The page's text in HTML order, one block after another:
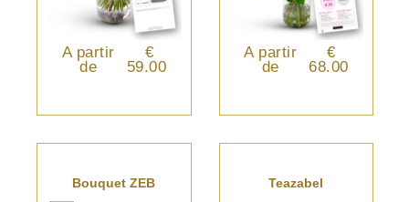
A partir
de
€
59.00
A partir
de
€
68.00
Bouquet ZEB Teazabel